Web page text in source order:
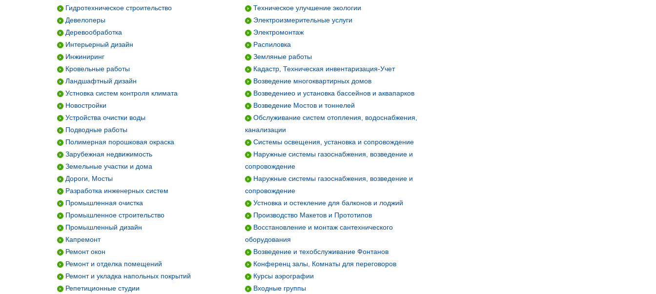
Гидротехническое строительство
Девелоперы
Деревообработка
Интерьерный дизайн
Инжиниринг
Кровельные работы
Ландшафтный дизайн
Устновка систем контроля климата
Новостройки
Устройства очистки воды
Подводные работы
Полимерная порошковая окраска
Зарубежная недвижимость
Земельные участки и дома
Дороги, Мосты
Разработка инженерных систем
Промышленная очистка
Промышленное строительство
Промышленный дизайн
Капремонт
Ремонт окон
Ремонт и отделка помещений
Ремонт и укладка напольных покрытий
Репетиционные студии
Техническое улучшение экологии
Электроизмерительные услуги
Электромонтаж
Распиловка
Земляные работы
Кадастр, Техническая инвентаризация-Учет
Возведение многоквартирных домов
Возведениео и установка бассейнов и аквапарков
Возведение Мостов и тоннелей
Обслуживание систем отопления, водоснабжения,
канализации
Системы освещения, установка и сопровождение
Наружные системы газоснабжения, возведение и
сопровождение
Наружные системы газоснабжения, возведение и
сопровождение
Устновка и остекление для балконов и лоджий
Производство Макетов и Прототипов
Восстановление и монтаж сантехнического
оборудования
Возведение и техобслуживание Фонтанов
Конференц залы, Комнаты для переговоров
Курсы аэрографии
Входные группы